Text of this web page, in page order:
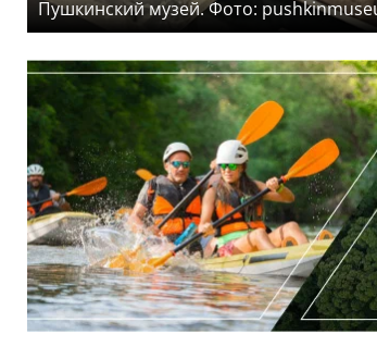
Пушкинский музей. Фото: